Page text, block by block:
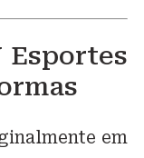
Esportes
em